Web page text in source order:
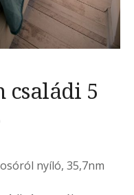
családi 5
nyíló, 35,7nm